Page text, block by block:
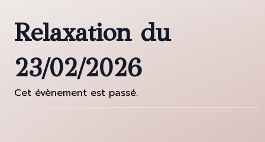
Relaxation du
23/02/2026
Cet évènement est passé.